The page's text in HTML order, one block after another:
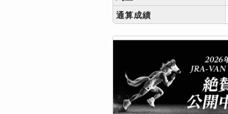
通算成績